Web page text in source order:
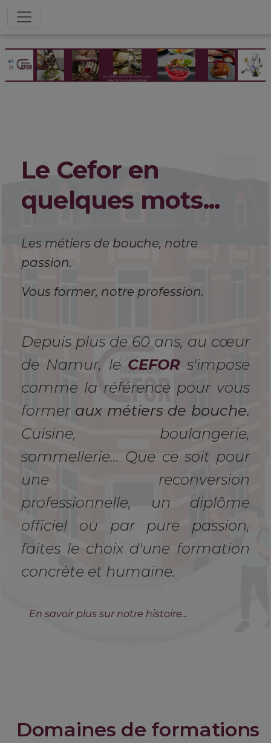
Le Cefor en
quelques mots...
Les métiers de bouche, notre
passion.
Vous former, notre profession.
Depuis plus de 60 ans, au cœur
de Namur, le CEFORs'impose
comme la référence pour vous
former aux métiers de bouche.
Cuisine, boulangerie,
sommellerie... Que ce soit pour
une reconversion
professionnelle, un diplôme
officiel ou par pure passion,
faites le choix d'une formation
concrète et humaine.
En savoir plus sur notre histoire...
Domaines de formations